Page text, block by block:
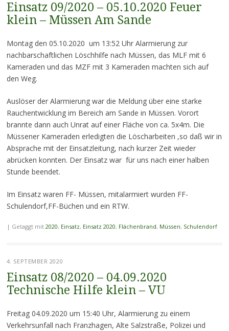
Einsatz 09/2020 – 05.10.2020 Feuer
klein – Müssen Am Sande
Montag den 05.10.2020 um 13:52 Uhr Alarmierung zur
nachbarschaftlichen Löschhilfe nach Müssen, das MLF mit 6
Kameraden und das MZF mit 3 Kameraden machten sich auf
den Weg.
Auslöser der Alarmierung war die Meldung über eine starke
Rauchentwicklung im Bereich am Sande in Müssen. Vorort
brannte dann auch Unrat auf einer Fläche von ca. 5x4m. Die
Müssener Kameraden erledigten die Löscharbeiten ,so daß wir in
Absprache mit der Einsatzleitung, nach kurzer Zeit wieder
abrücken konnten. Der Einsatz war für uns nach einer halben
Stunde beendet.
Im Einsatz waren FF- Müssen, mitalarmiert wurden FF-
Schulendorf,FF-Büchen und ein RTW.
| Getaggt mit 2020, Einsatz, Einsatz 2020, Flächenbrand, Müssen, Schulendorf
4. SEPTEMBER 2020
Einsatz 08/2020 – 04.09.2020
Technische Hilfe klein – VU
Freitag 04.09.2020 um 15:40 Uhr, Alarmierung zu einem
Verkehrsunfall nach Franzhagen, Alte Salzstraße, Polizei und